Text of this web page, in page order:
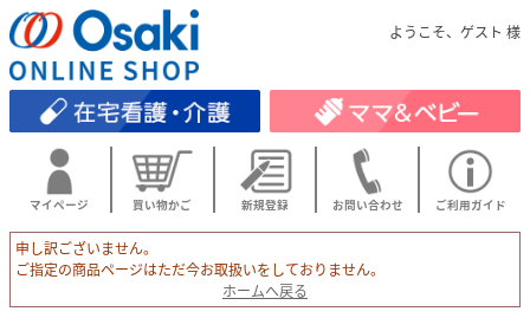
ようこそ、ゲスト 様
マイページ 買い物かご 新規登録 お問い合わせ ご利用ガイド
申し訳ございません。
ご指定の商品ページはただ今お取扱いをしておりません。
ホームへ戻る